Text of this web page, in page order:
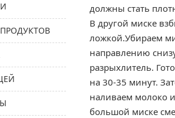
должны стать
В другой миске
ложкой.Убираем
направлению
разрыхлитель.
на 30-35 минут.
наливаем молоко
большой миске